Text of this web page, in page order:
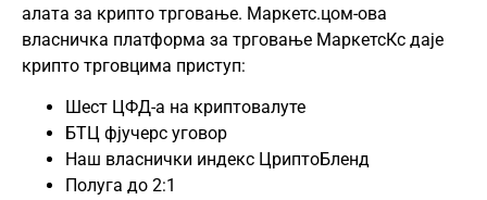
алата за крипто трговање. Маркетс.цом-ова
власничка платформа за трговање МаркетсКс даје
крипто трговцима приступ:
Шест ЦФД-а на криптовалуте
БТЦ фјучерс уговор
Наш власнички индекс ЦриптоБленд
Полуга до 2:1